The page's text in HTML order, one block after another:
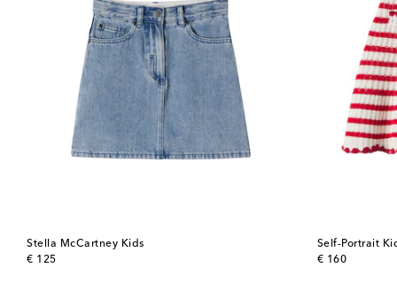
Stella McCartney Kids
€ 125
original price
Self-Portrait
€ 160
original price